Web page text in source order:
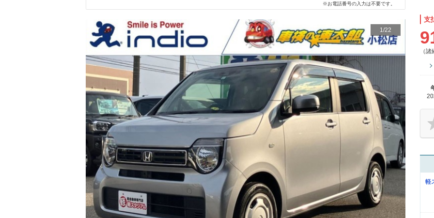
※お電話番号の入力は不要です。
1/22
支
（
軽